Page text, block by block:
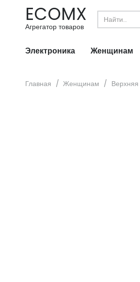
ECOMX
Агрегатор товаров
Search
for:
Электроника Женщинам
Главная / Женщинам /